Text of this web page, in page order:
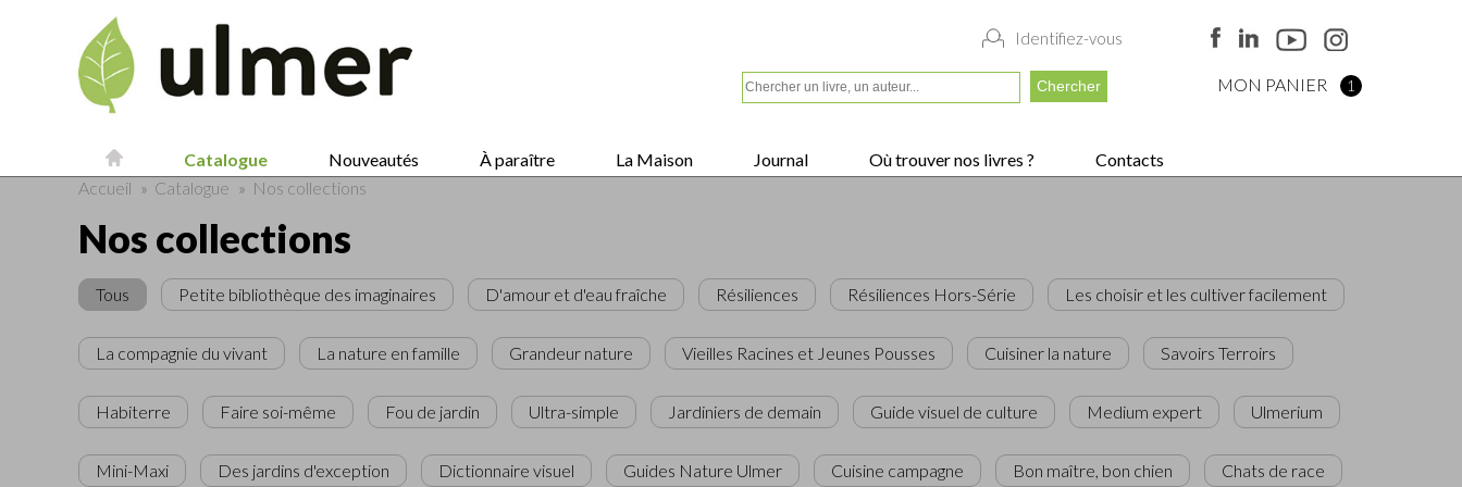
Identifiez-vous
MON PANIER 1
Catalogue Nouveautés À paraître La Maison Journal Où trouver nos livres ?
Contacts
Accueil » Catalogue » Nos collections
Nos collections
Tous Petite bibliothèque des imaginaires D'amour et d'eau fraîche Résiliences Résiliences Hors-Série Les choisir et les cultiver facilement
La compagnie du vivant La nature en famille Grandeur nature Vieilles Racines et Jeunes Pousses Cuisiner la nature Savoirs Terroirs
Habiterre Faire soi-même Fou de jardin Ultra-simple Jardiniers de demain Guide visuel de culture Medium expert Ulmerium
Mini-Maxi Des jardins d'exception Dictionnaire visuel Guides Nature Ulmer Cuisine campagne Bon maître, bon chien Chats de race